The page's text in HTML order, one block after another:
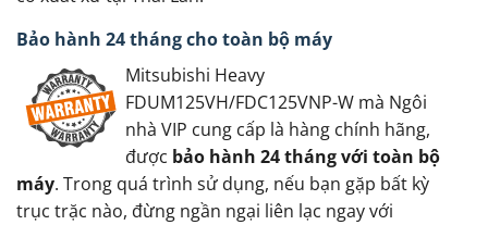
Bảo hành 24 tháng cho toàn bộ máy
Mitsubishi Heavy
FDUM125VH/FDC125VNP-W mà Ngôi
nhà VIP cung cấp là hàng chính hãng,
được bảo hành 24 tháng với toàn bộ
máy. Trong quá trình sử dụng, nếu bạn gặp bất kỳ
trục trặc nào, đừng ngần ngại liên lạc ngay với